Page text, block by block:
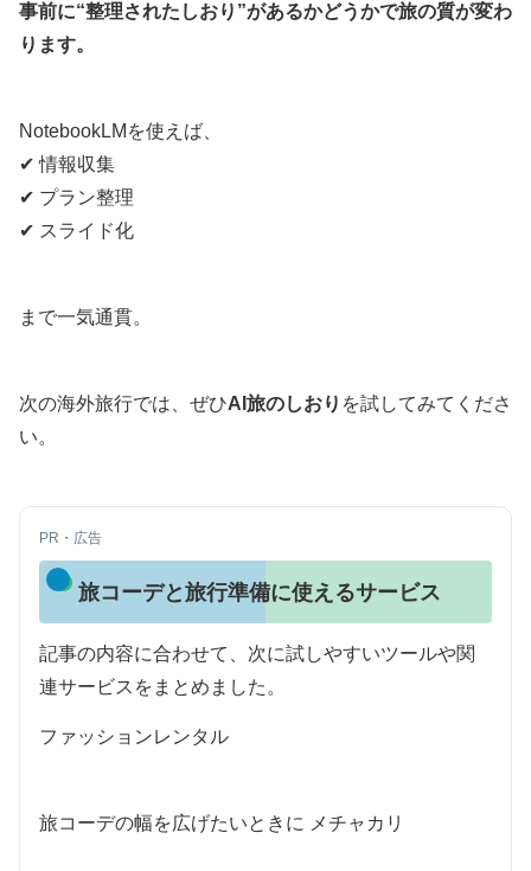
事前に“整理されたしおり”があるかどうかで旅の質が変わ
ります。
NotebookLMを使えば、
✔ 情報収集
✔ プラン整理
✔ スライド化
まで一気通貫。
次の海外旅行では、ぜひAI旅のしおり を試してみてくださ
い。
PR・広告
旅コーデと旅行準備に使えるサービス
記事の内容に合わせて、次に試しやすいツールや関
連サービスをまとめました。
ファッションレンタル
旅コーデの幅を広げたいときに メチャカリ